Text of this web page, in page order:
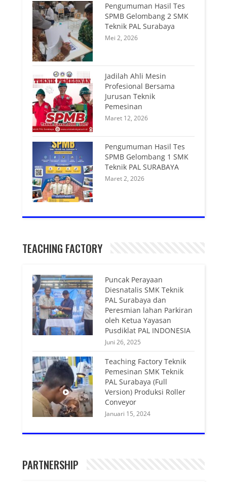
Pengumuman Hasil Tes
SPMB Gelombang 2 SMK
Teknik PAL Surabaya
Mei 2, 2026
Jadilah Ahli Mesin
Profesional Bersama
Jurusan Teknik
Pemesinan
Maret 12, 2026
Pengumuman Hasil Tes
SPMB Gelombang 1 SMK
Teknik PAL SURABAYA
Maret 2, 2026
TEACHING FACTORY
Puncak Perayaan
Diesnatalis SMK Teknik
PAL Surabaya dan
Peresmian lahan Parkiran
oleh Ketua Yayasan
Pusdiklat PAL INDONESIA
Juni 26, 2025
Teaching Factory Teknik
Pemesinan SMK Teknik
PAL Surabaya (Full
Version) Produksi Roller
Conveyor
Januari 15, 2024
PARTNERSHIP